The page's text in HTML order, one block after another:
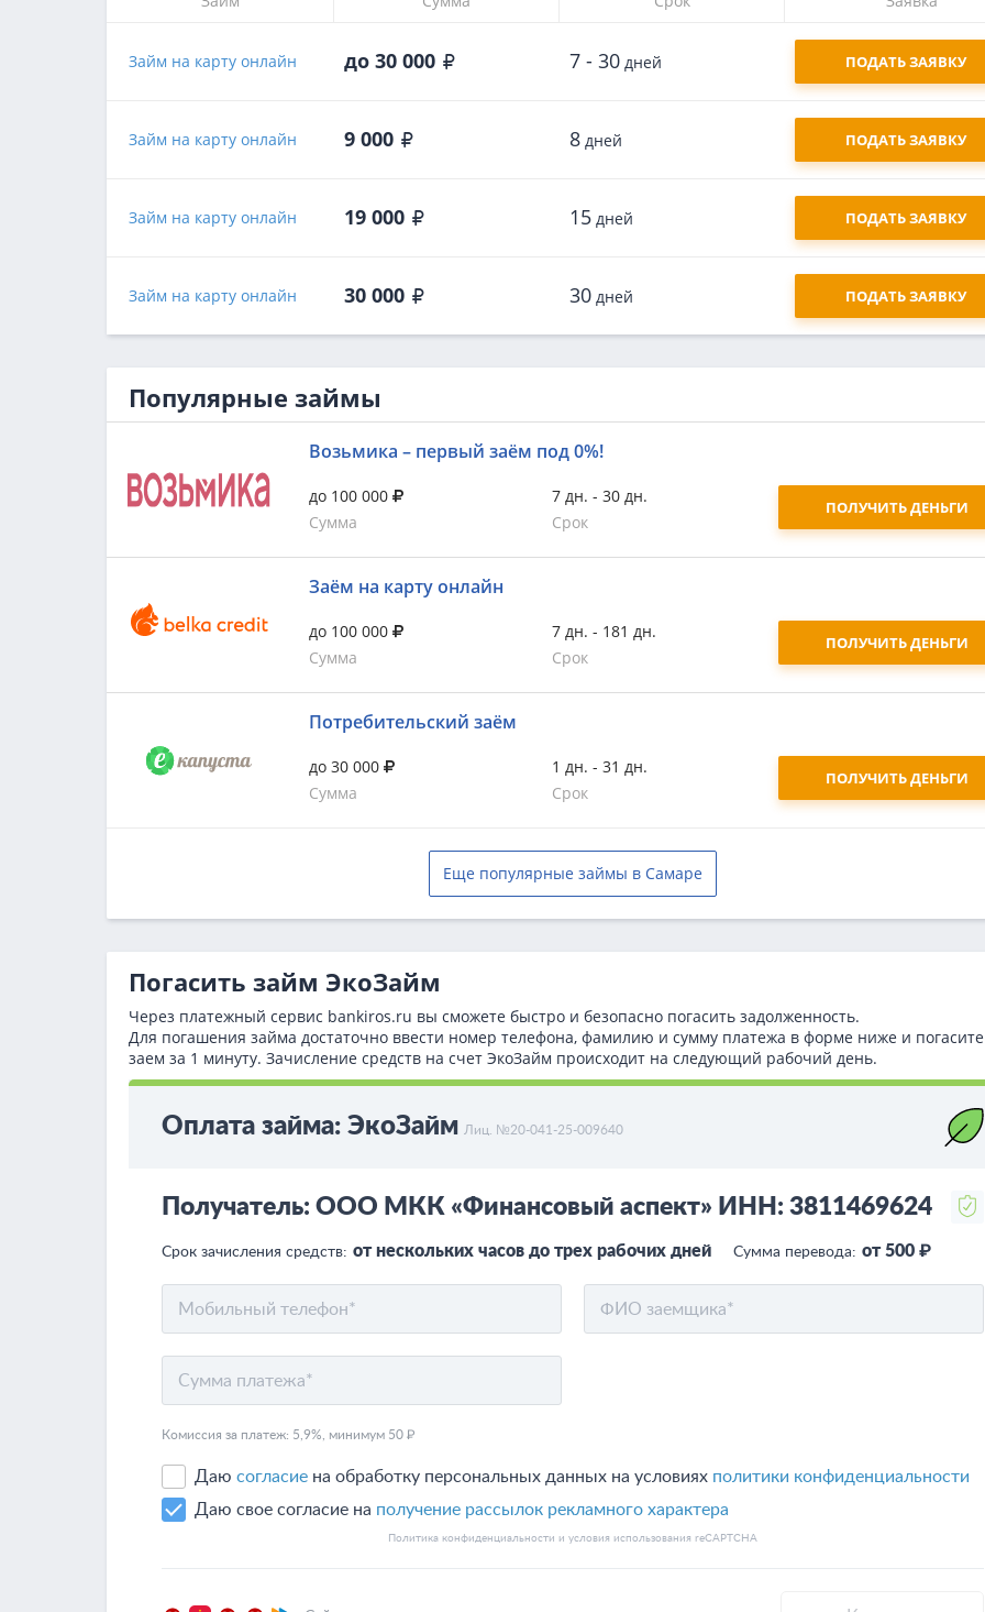
Займ на карту онлайн до 30 000 7 - 30 дней ПОДАТЬ ЗАЯВКУ
Займ на карту онлайн 9 000 8 дней ПОДАТЬ ЗАЯВКУ
Займ на карту онлайн 19 000 15 дней ПОДАТЬ ЗАЯВКУ
Займ на карту онлайн 30 000 30 дней ПОДАТЬ ЗАЯВКУ
Популярные займы
Возьмика – первый заём под 0%!
до 100 000
Сумма
7 дн. - 30 дн.
Срок
ПОЛУЧИТЬ ДЕНЬГИ
Заём на карту онлайн
до 100 000
Сумма
7 дн. - 181 дн.
Срок
ПОЛУЧИТЬ ДЕНЬГИ
Потребительский заём
до 30 000
Сумма
1 дн. - 31 дн.
Срок
ПОЛУЧИТЬ ДЕНЬГИ
Еще популярные займы в Самаре
Погасить займ ЭкоЗайм
Через платежный сервис bаnkiros.ru вы сможете быстро и безопасно погасить задолженность.
Для погашения займа достаточно ввести номер телефона, фамилию и сумму платежа в форме ниже и погасите
заем за 1 минуту. Зачисление средств на счет ЭкоЗайм происходит на следующий рабочий день.